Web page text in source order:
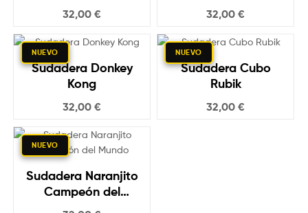
32,00 € 32,00 €
NUEVO
Sudadera Donkey
Kong
32,00 €
NUEVO
Sudadera Cubo
Rubik
32,00 €
NUEVO
Sudadera Naranjito
Campeón del
Mundo